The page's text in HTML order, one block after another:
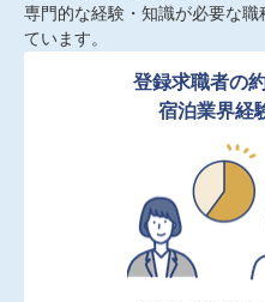
専門的な経験・知識が必要な職
ています。
登録求職者の
宿泊業界経